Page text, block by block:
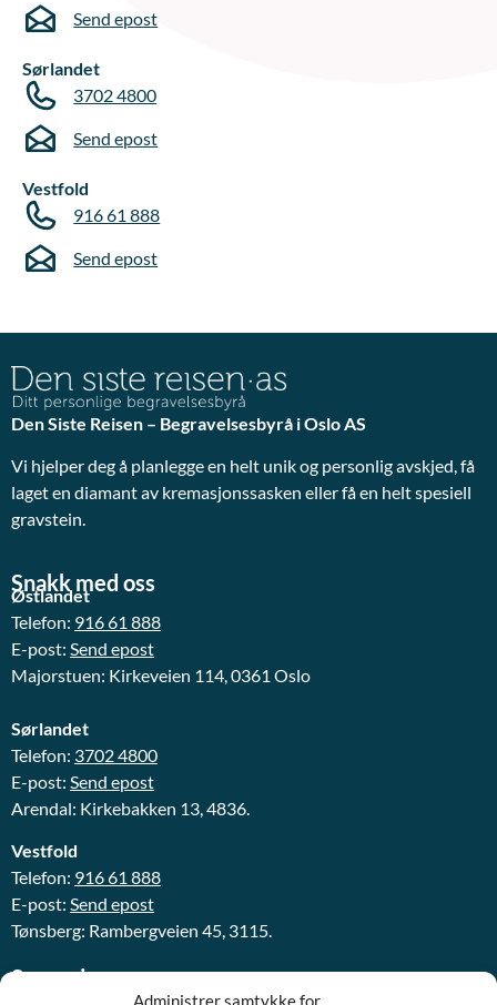
Administrer samtykke for
Send epost
Sørlandet
3702 4800
Send epost
Vestfold
916 61 888
Send epost
Den Siste Reisen – Begravelsesbyrå i Oslo AS
Vi hjelper deg å planlegge en helt unik og personlig avskjed, få
laget en diamant av kremasjonssasken eller få en helt spesiell
gravstein.
Snakk med oss
Østlandet
Telefon: 916 61 888
E-post: Send epost
Majorstuen: Kirkeveien 114, 0361 Oslo
Sørlandet
Telefon: 3702 4800
E-post: Send epost
Arendal: Kirkebakken 13, 4836.
Vestfold
Telefon: 916 61 888
E-post: Send epost
Tønsberg: Rambergveien 45, 3115.
Snarveier